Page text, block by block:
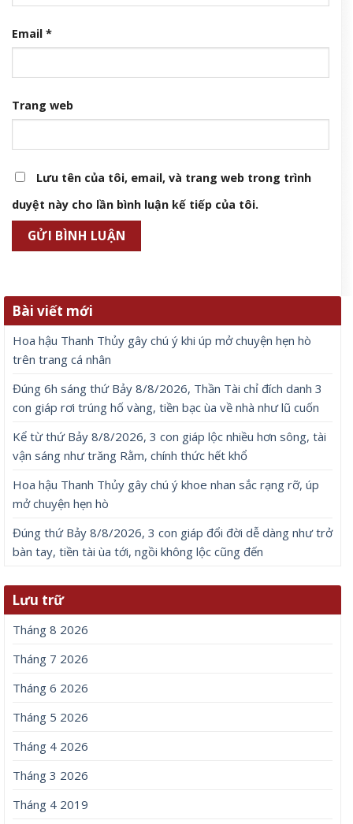
Email *
Trang web
Lưu tên của tôi, email, và trang web trong trình
duyệt này cho lần bình luận kế tiếp của tôi.
Bài viết mới
Hoa hậu Thanh Thủy gây chú ý khi úp mở chuyện hẹn hò
trên trang cá nhân
Đúng 6h sáng thứ Bảy 8/8/2026, Thần Tài chỉ đích danh 3
con giáp rơi trúng hố vàng, tiền bạc ùa về nhà như lũ cuốn
Kể từ thứ Bảy 8/8/2026, 3 con giáp lộc nhiều hơn sông, tài
vận sáng như trăng Rằm, chính thức hết khổ
Hoa hậu Thanh Thủy gây chú ý khoe nhan sắc rạng rỡ, úp
mở chuyện hẹn hò
Đúng thứ Bảy 8/8/2026, 3 con giáp đổi đời dễ dàng như trở
bàn tay, tiền tài ùa tới, ngồi không lộc cũng đến
Lưu trữ
Tháng 8 2026
Tháng 7 2026
Tháng 6 2026
Tháng 5 2026
Tháng 4 2026
Tháng 3 2026
Tháng 4 2019